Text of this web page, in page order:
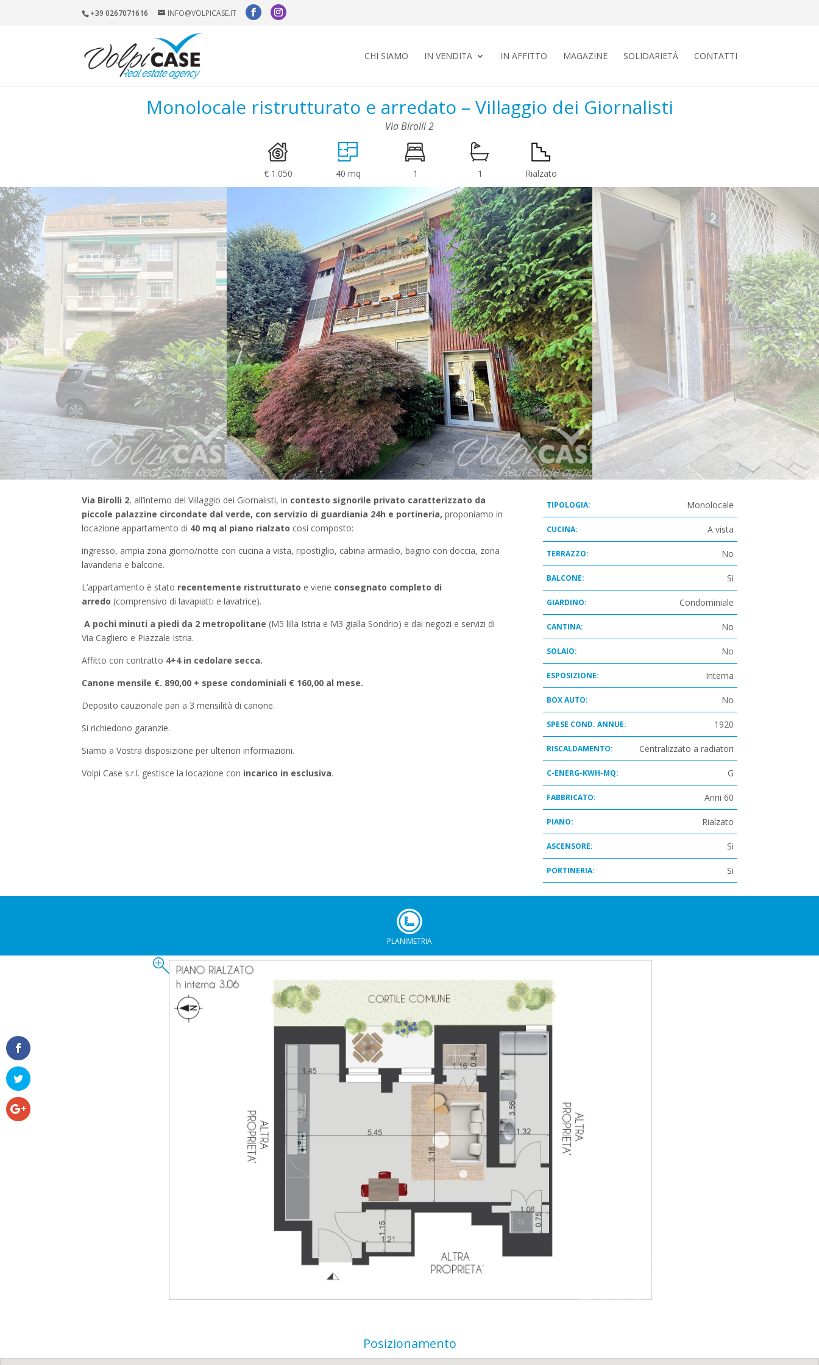
+39 0267071616 INFO@VOLPICASE.IT
CHI SIAMO IN VENDITA IN AFFITTO MAGAZINE SOLIDARIETÀ CONTATTI
Monolocale ristrutturato e arredato – Villaggio dei Giornalisti
Via Birolli 2
€ 1.050 40 mq 1 1 Rialzato
Via Birolli 2, all’interno del Villaggio dei Giornalisti, in contesto signorile privato caratterizzato da
piccole palazzine circondate dal verde, con servizio di guardiania 24h e portineria,proponiamo in
locazione appartamento di 40 mq al piano rialzato così composto:
ingresso, ampia zona giorno/notte con cucina a vista, ripostiglio, cabina armadio, bagno con doccia, zona
lavanderia e balcone.
L’appartamento è stato recentemente ristrutturato e viene consegnato completo di
arredo (comprensivo di lavapiatti e lavatrice).
A pochi minuti a piedi da 2 metropolitane (M5 lilla Istria e M3 gialla Sondrio) e dai negozi e servizi di
Via Cagliero e Piazzale Istria.
Affitto con contratto 4+4 in cedolare secca.
Canone mensile €. 890,00 + spese condominiali € 160,00 al mese.
Deposito cauzionale pari a 3 mensilità di canone.
Si richiedono garanzie.
Siamo a Vostra disposizione per ulteriori informazioni.
Volpi Case s.r.l. gestisce la locazione con incarico in esclusiva.
TIPOLOGIA: Monolocale
CUCINA: A vista
TERRAZZO: No
BALCONE: Si
GIARDINO: Condominiale
CANTINA: No
SOLAIO: No
ESPOSIZIONE: Interna
BOX AUTO: No
SPESE COND. ANNUE: 1920
RISCALDAMENTO: Centralizzato a radiatori
C-ENERG-KWH-MQ: G
FABBRICATO: Anni 60
PIANO: Rialzato
ASCENSORE: Si
PORTINERIA: Si
PLANIMETRIA
Posizionamento